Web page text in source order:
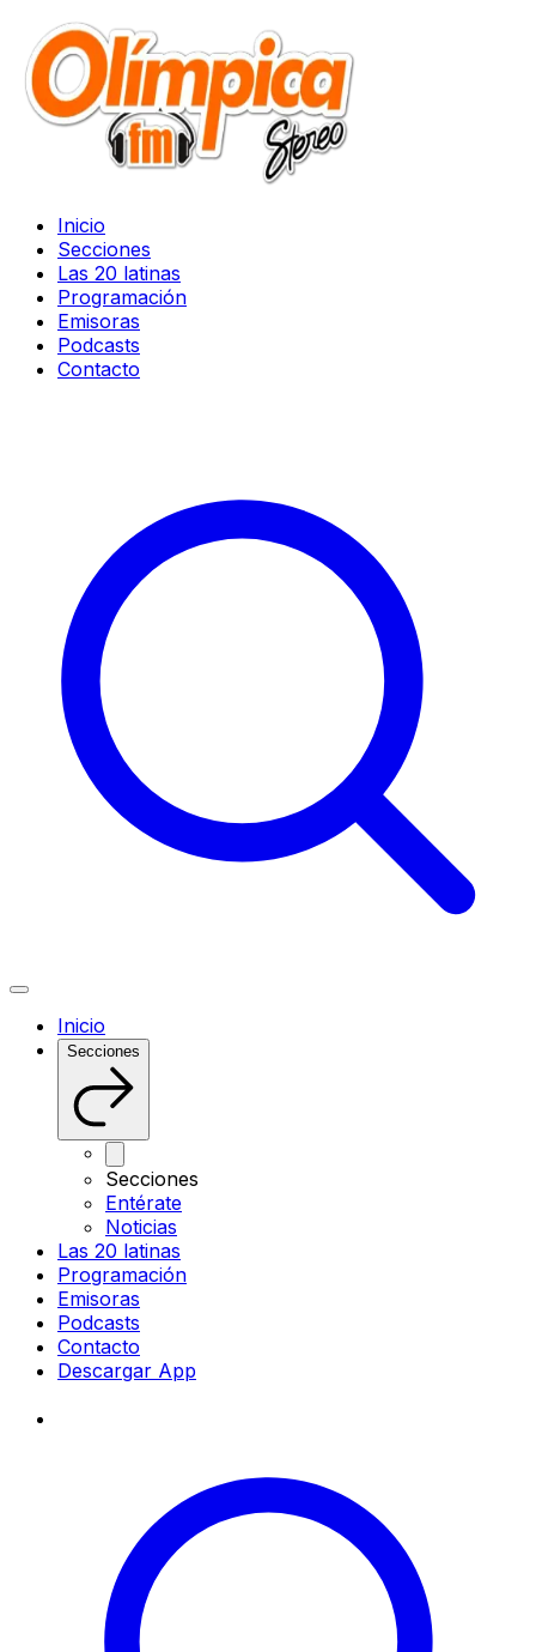
Inicio
Secciones
Las 20 latinas
Programación
Emisoras
Podcasts
Contacto
Inicio
Secciones
Secciones
Entérate
Noticias
Las 20 latinas
Programación
Emisoras
Podcasts
Contacto
Descargar App